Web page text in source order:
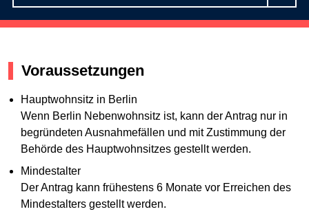
Voraussetzungen
Hauptwohnsitz in Berlin
Wenn Berlin Nebenwohnsitz ist, kann der Antrag nur in
begründeten Ausnahmefällen und mit Zustimmung der
Behörde des Hauptwohnsitzes gestellt werden.
Mindestalter
Der Antrag kann frühestens 6 Monate vor Erreichen des
Mindestalters gestellt werden.